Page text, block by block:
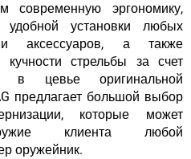
современную эргономику,
установки любых
и аксессуаров, а также
стрельбы за счет
в цевье оригинальной
предлагает большой выбор
которые может
клиента любой
оружейник.